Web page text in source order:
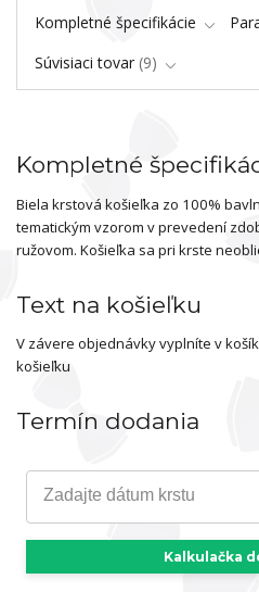
Kompletné špecifikácie
Súvisiaci tovar 9
Kompletné
Biela krstová košieľka zo 100%
tematickým vzorom v prevedení
ružovom. Košieľka sa pri krste
Text na košieľku
V závere objednávky vyplníte v
košieľku
Termín dodania
Zadajte dátum krstu
Kalkulačka